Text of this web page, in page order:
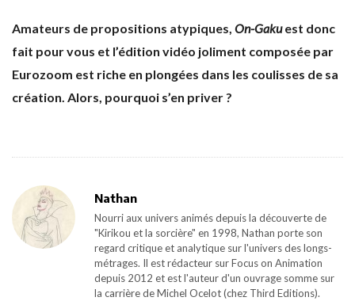
Amateurs de propositions atypiques, On-Gakuest donc
fait pour vous et l’édition vidéo joliment composée par
Eurozoom est riche en plongées dans les coulisses de sa
création. Alors, pourquoi s’en priver ?
Nathan
Nourri aux univers animés depuis la découverte de
"Kirikou et la sorcière" en 1998, Nathan porte son
regard critique et analytique sur l'univers des longs-
métrages. Il est rédacteur sur Focus on Animation
depuis 2012 et est l'auteur d'un ouvrage somme sur
la carrière de Michel Ocelot (chez Third Editions).